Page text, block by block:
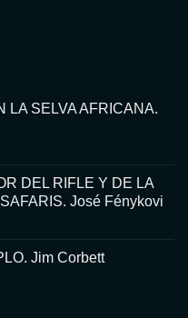
LA SELVA AFRICANA.
DEL RIFLE Y DE LA
José Fénykovi
Jim Corbett